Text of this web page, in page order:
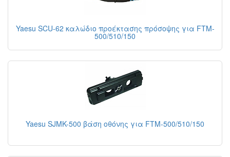
Yaesu SCU-62 καλώδιο προέκτασης πρόσοψης για FTM-
500/510/150
Yaesu SJMK-500 βάση οθόνης για FTM-500/510/150